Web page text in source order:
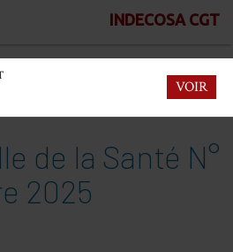
INDECOSA CGT
de la Santé N°
2025
VOIR